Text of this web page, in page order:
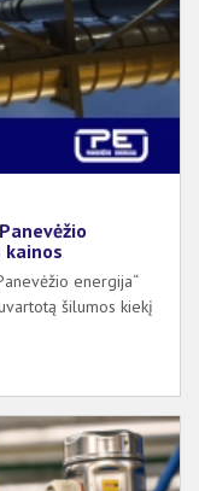
kainos
energija“
šilumos kiekį